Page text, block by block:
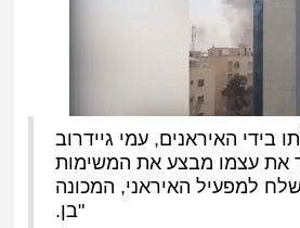
בידי האיראנים, עמי גיידרוב
את עצמו מבצע את המשימות
למפעיל האיראני, המכונה
"בן.